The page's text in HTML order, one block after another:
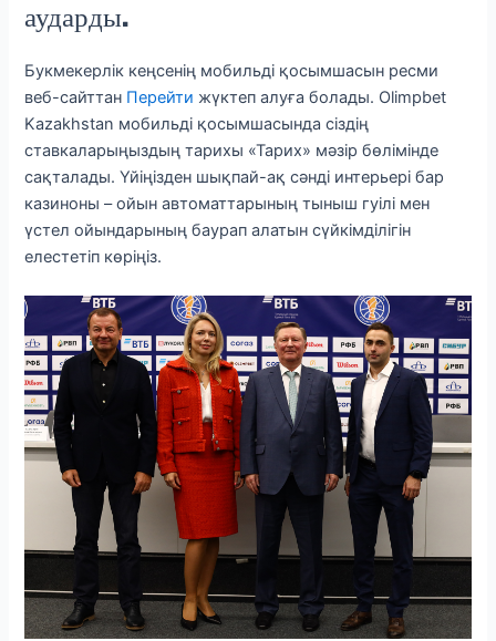
аударды.
Букмекерлік кеңсенің мобильді қосымшасын ресми
веб-сайттан Перейти жүктеп алуға болады. Olimpbet
Kazakhstan мобильді қосымшасында сіздің
ставкаларыңыздың тарихы «Тарих» мәзір бөлімінде
сақталады. Үйіңізден шықпай-ақ сәнді интерьері бар
казиноны – ойын автоматтарының тыныш гуілі мен
үстел ойындарының баурап алатын сүйкімділігін
елестетіп көріңіз.